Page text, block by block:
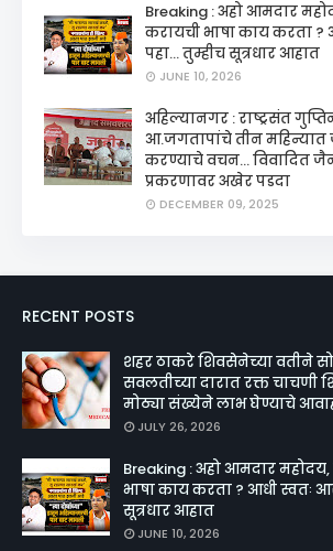
Breaking : अहो आमदार
करायची भाषा काय करता ?
पहा... तुम्हीच सूत्रधार आहात
JUNE 10, 2026
अहिल्यानगर : राष्ट्रसंत
आ.जगतापांचे तीन महिन्यात
करण्याचे वचन... विवादित
प्रकरणावर अखेर पडदा
DECEMBER 09, 2025
RECENT POSTS
शहर ठाकरे शिवसेनेच्या वतीने
सवलतीच्या दारात रक्त चाचणी
मोठ्या संख्येने लाभ घेण्याचे
JULY 26, 2026
Breaking : अहो आमदार
भाषा काय करता ? आधी स्वतः
सूत्रधार आहात
JUNE 10, 2026